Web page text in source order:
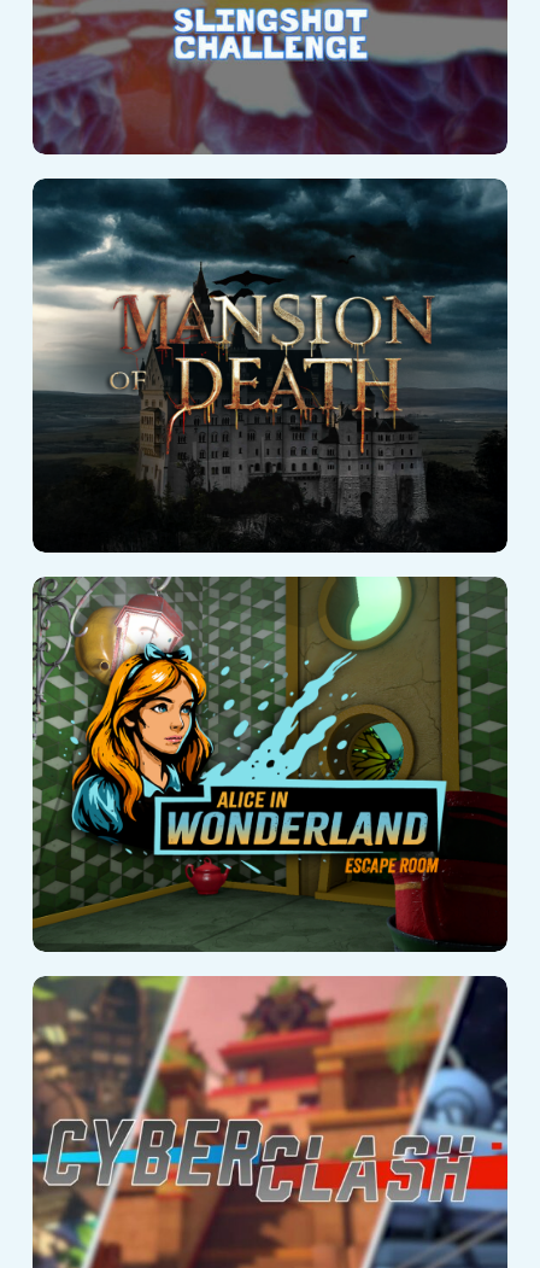
Dwór Śmierci
Alice in
Wonderland
Cyberclash